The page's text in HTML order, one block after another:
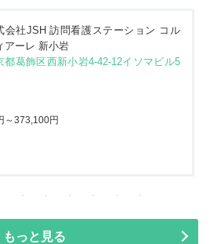
会社JSH 訪問看護ステーション コル
アーレ 新小岩
都葛飾区西新小岩4-42-12イソマビル5
～373,100円
もっと見る